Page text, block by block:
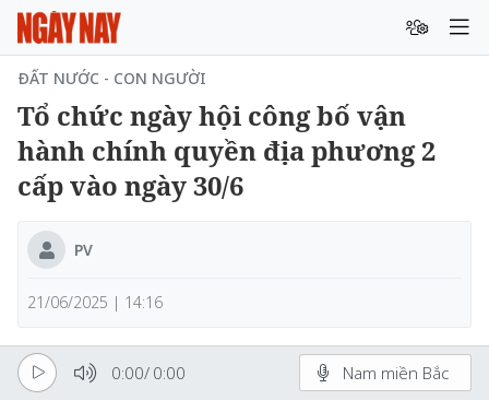
ĐẤT NƯỚC - CON NGƯỜI
Tổ chức ngày hội công bố vận
hành chính quyền địa phương 2
cấp vào ngày 30/6
PV
21/06/2025 | 14:16
0:00/ 0:00 Nam miền Bắc